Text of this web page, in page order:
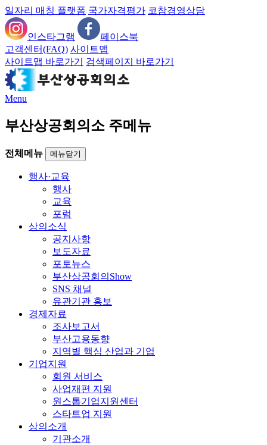
일자리 매칭 플랫폼 국가자격평가 코참경영상담
인스타그램
페이스북
고객센터(FAQ) 사이트맵
사이트맵 바로가기
검색페이지 바로가기
Menu
부산상공회의소 주메뉴
전체메뉴 메뉴닫기
행사·교육
행사
교육
포럼
상의소식
공지사항
보도자료
포토뉴스
부산상공회의Show
SNS 채널
유관기관 홍보
경제자료
조사보고서
부산고용동향
지역별 핵심 산업과 기업
기업지원
회원 서비스
사업재편 지원
원스톱기업지원센터
스타트업 지원
상의소개
기관소개